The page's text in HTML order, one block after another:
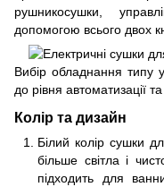
рушникосушки,
допомогою всього двох
Вибір обладнання типу
до рівня автоматизації
Колір та дизайн
Білий колір сушки
більше світла і
підходить для